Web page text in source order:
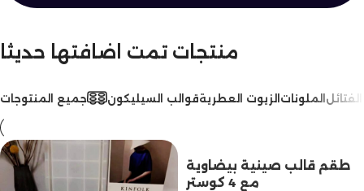
منتجات تمت اضافتها حديثا
جميع المنتوجات قوالب السيليكونالزيوت العطرية الملونات الفتائل
طقم قالب صينية بيضاوية
مع 4 كوستر